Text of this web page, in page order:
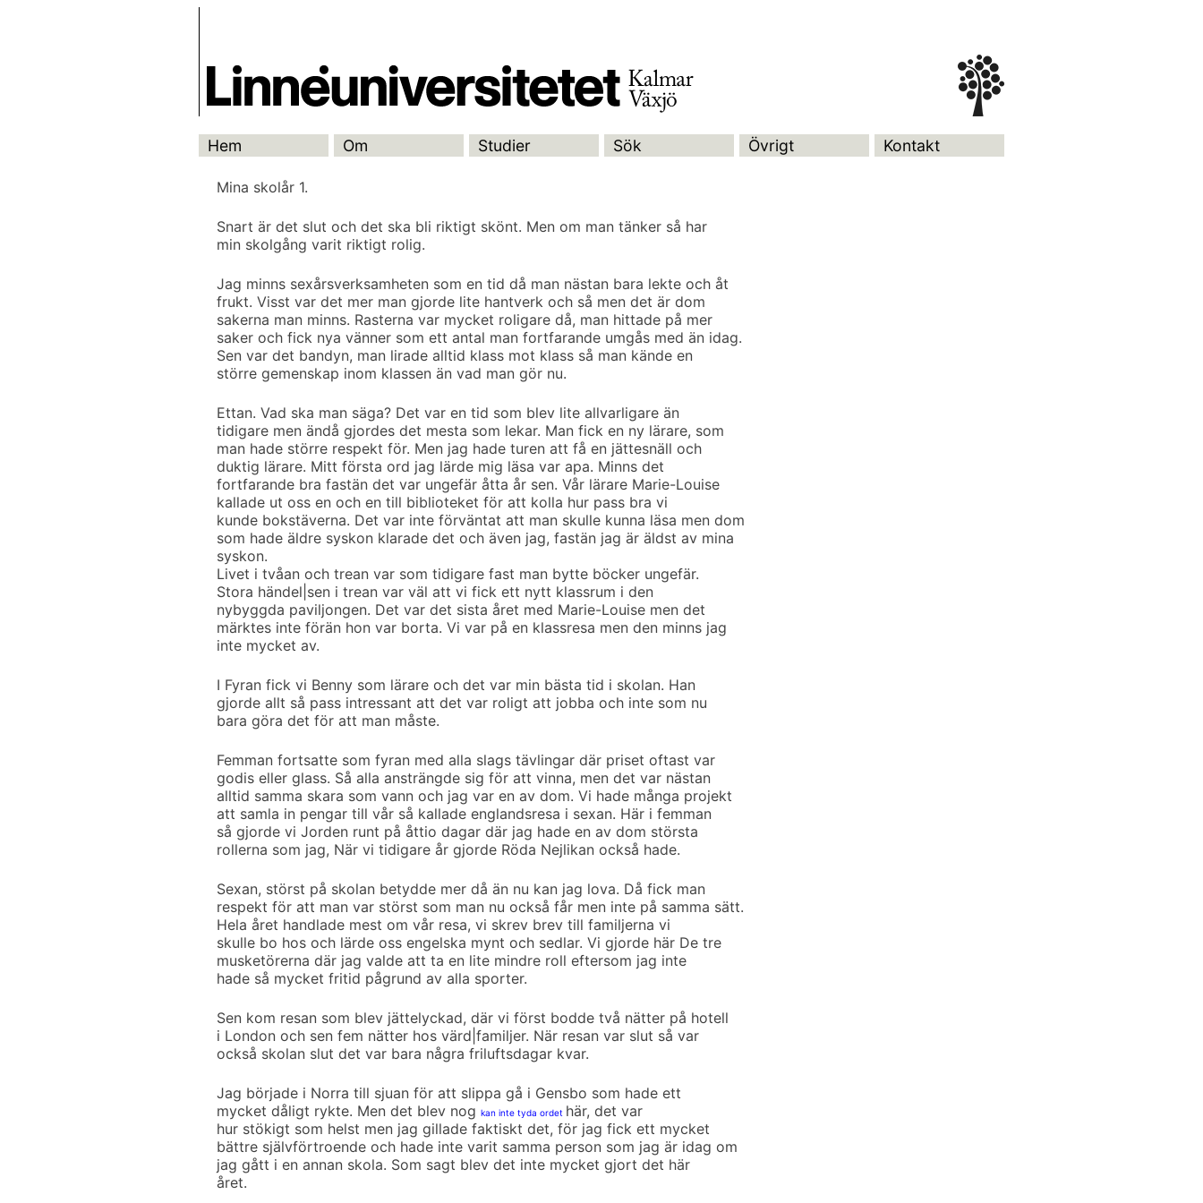
Hem Om Studier Sök Övrigt Kontakt
Mina skolår 1.
Snart är det slut och det ska bli riktigt skönt. Men om man tänker så har
min skolgång varit riktigt rolig.
Jag minns sexårsverksamheten som en tid då man nästan bara lekte och åt
frukt. Visst var det mer man gjorde lite hantverk och så men det är dom
sakerna man minns. Rasterna var mycket roligare då, man hittade på mer
saker och fick nya vänner som ett antal man fortfarande umgås med än idag.
Sen var det bandyn, man lirade alltid klass mot klass så man kände en
större gemenskap inom klassen än vad man gör nu.
Ettan. Vad ska man säga? Det var en tid som blev lite allvarligare än
tidigare men ändå gjordes det mesta som lekar. Man fick en ny lärare, som
man hade större respekt för. Men jag hade turen att få en jättesnäll och
duktig lärare. Mitt första ord jag lärde mig läsa var apa. Minns det
fortfarande bra fastän det var ungefär åtta år sen. Vår lärare Marie-Louise
kallade ut oss en och en till biblioteket för att kolla hur pass bra vi
kunde bokstäverna. Det var inte förväntat att man skulle kunna läsa men dom
som hade äldre syskon klarade det och även jag, fastän jag är äldst av mina
syskon.
Livet i tvåan och trean var som tidigare fast man bytte böcker ungefär.
Stora händel|sen i trean var väl att vi fick ett nytt klassrum i den
nybyggda paviljongen. Det var det sista året med Marie-Louise men det
märktes inte förän hon var borta. Vi var på en klassresa men den minns jag
inte mycket av.
I Fyran fick vi Benny som lärare och det var min bästa tid i skolan. Han
gjorde allt så pass intressant att det var roligt att jobba och inte som nu
bara göra det för att man måste.
Femman fortsatte som fyran med alla slags tävlingar där priset oftast var
godis eller glass. Så alla ansträngde sig för att vinna, men det var nästan
alltid samma skara som vann och jag var en av dom. Vi hade många projekt
att samla in pengar till vår så kallade englandsresa i sexan. Här i femman
så gjorde vi Jorden runt på åttio dagar där jag hade en av dom största
rollerna som jag, När vi tidigare år gjorde Röda Nejlikan också hade.
Sexan, störst på skolan betydde mer då än nu kan jag lova. Då fick man
respekt för att man var störst som man nu också får men inte på samma sätt.
Hela året handlade mest om vår resa, vi skrev brev till familjerna vi
skulle bo hos och lärde oss engelska mynt och sedlar. Vi gjorde här De tre
musketörerna där jag valde att ta en lite mindre roll eftersom jag inte
hade så mycket fritid pågrund av alla sporter.
Sen kom resan som blev jättelyckad, där vi först bodde två nätter på hotell
i London och sen fem nätter hos värd|familjer. När resan var slut så var
också skolan slut det var bara några friluftsdagar kvar.
Jag började i Norra till sjuan för att slippa gå i Gensbo som hade ett
mycket dåligt rykte. Men det blev nog kan inte tyda ordet här, det var
hur stökigt som helst men jag gillade faktiskt det, för jag fick ett mycket
bättre självförtroende och hade inte varit samma person som jag är idag om
jag gått i en annan skola. Som sagt blev det inte mycket gjort det här
året.